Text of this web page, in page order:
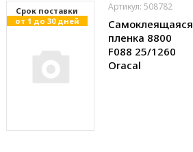
Cрок поставки
от 1 до 30 дней
Артикул: 508782
Самоклеящаяся
пленка 8800
F088 25/1260
Oracal